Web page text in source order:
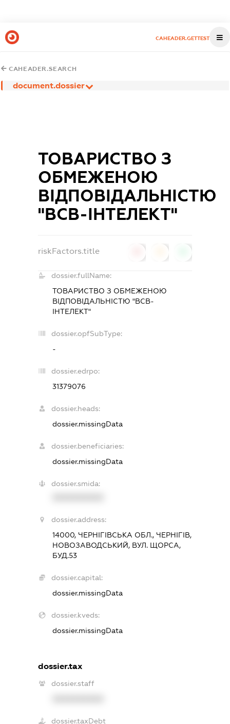
CAHEADER.GETTEST
CAHEADER.SEARCH
document.dossier
ТОВАРИСТВО З
ОБМЕЖЕНОЮ
ВІДПОВІДАЛЬНІСТЮ
"ВСВ-ІНТЕЛЕКТ"
riskFactors.title
dossier.fullName:
ТОВАРИСТВО З ОБМЕЖЕНОЮ
ВІДПОВІДАЛЬНІСТЮ "ВСВ-
ІНТЕЛЕКТ"
dossier.opfSubType:
-
dossier.edrpo:
31379076
dossier.heads:
dossier.missingData
dossier.beneficiaries:
dossier.missingData
dossier.smida:
dossier.address:
14000, ЧЕРНІГІВСЬКА ОБЛ., ЧЕРНІГІВ,
НОВОЗАВОДСЬКИЙ, ВУЛ. ЩОРСА,
БУД.53
dossier.capital:
dossier.missingData
dossier.kveds:
dossier.missingData
dossier.tax
dossier.staff
dossier.taxDebt